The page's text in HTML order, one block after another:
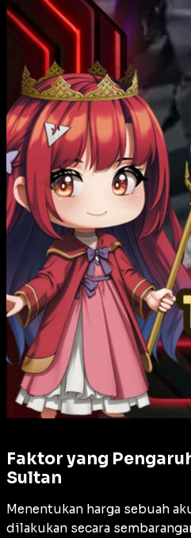
Faktor yang
Sultan
Menentukan harga sebuah
dilakukan secara